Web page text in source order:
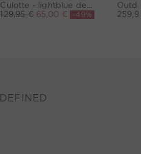
Culotte - lightblue denim
129,95 € 65,00 € -49%